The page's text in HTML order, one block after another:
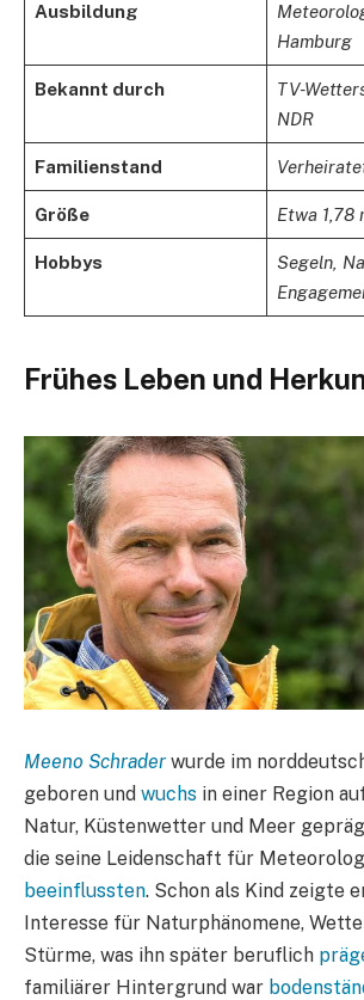
Ausbildung
Hamburg
Bekannt durch
TV-
NDR
Familienstand
Größe Etwa 1,78
Hobbys
Segeln,
Frühes Leben und
Meeno Schrader wurde im
geboren und wuchs in einer Region
Natur, Küstenwetter und Meer
die seine Leidenschaft für
beeinflussten. Schon als Kind zeigte
Interesse für Naturphänomene,
Stürme, was ihn später beruflich
familiärer Hintergrund war